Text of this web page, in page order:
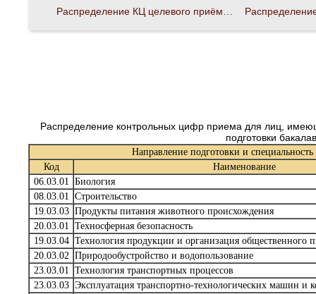
Распределение контрольных цифр приема для лиц,
подготовки
Направление подготовки и специальность
Код
Наименование
06.03.01 Биология
08.03.01 Строительство
19.03.03 Продукты питания животного происхождения
20.03.01 Техносферная безопасность
19.03.04 Технология продукции и организация общественного
20.03.02 Природообустройство и водопользование
23.03.01 Технология транспортных процессов
23.03.03 Эксплуатация транспортно-технологических машин и